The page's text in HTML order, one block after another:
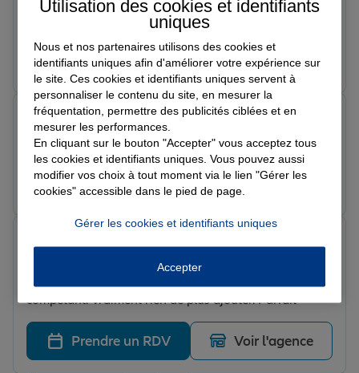
auto et moto depuis plusieurs années et je n'en
changerai pas. L'agence de Mr Campione et ses
collaborateurs ont toujours été de très bons conseils et
à l'écoute des besoin ou difficultés que j'ai pu
rencontrer. Enfin un assureur qui ne cherche pas son
profit au dépend de ses assurés et qui répond présent
quand on a besoin d'eux. Merci à vous.
Prendre un RDV Voir l'agence
Note de 5 sur 5
Le 18/02/2026 - Agence AIX LES BAINS
laurence c.
Prendre un RDV Voir l'agence
Note de 5 sur 5
Le 16/02/2026 - Agence AIX LES BAINS
Incroyablement efficace et motivé, extrêmement
compétant. Vraiment rien de plus ajouter. Parfait
Prendre un RDV Voir l'agence
Utilisation des cookies et identifiants
uniques
Nous et nos partenaires utilisons des cookies et
identifiants uniques afin d'améliorer votre expérience sur
le site. Ces cookies et identifiants uniques servent à
personnaliser le contenu du site, en mesurer la
fréquentation, permettre des publicités ciblées et en
mesurer les performances.
En cliquant sur le bouton "Accepter" vous acceptez tous
les cookies et identifiants uniques. Vous pouvez aussi
modifier vos choix à tout moment via le lien "Gérer les
cookies" accessible dans le pied de page.
Gérer les cookies et identifiants uniques
Accepter